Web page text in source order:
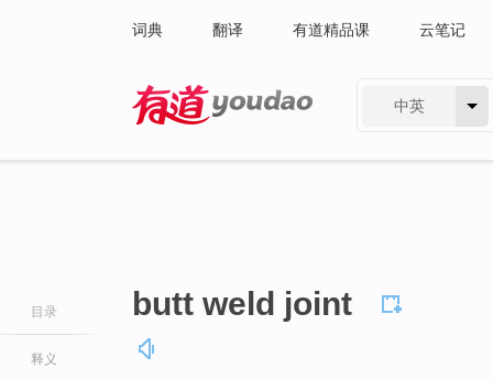
词典 翻译 有道精品课 云笔记
中英
目录
释义
butt weld joint